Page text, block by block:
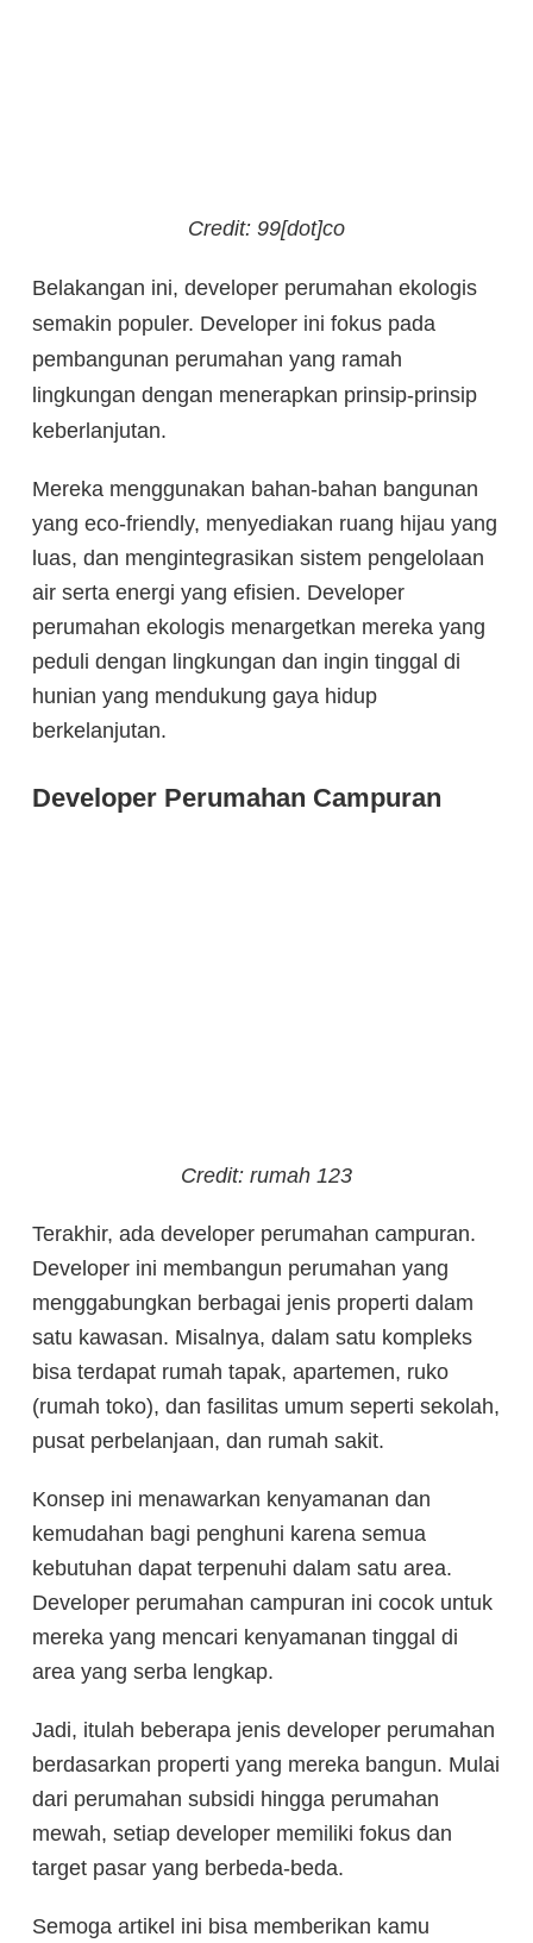
Credit: 99[dot]co
Belakangan ini, developer perumahan ekologis
semakin populer. Developer ini fokus pada
pembangunan perumahan yang ramah
lingkungan dengan menerapkan prinsip-prinsip
keberlanjutan.
Mereka menggunakan bahan-bahan bangunan
yang eco-friendly, menyediakan ruang hijau yang
luas, dan mengintegrasikan sistem pengelolaan
air serta energi yang efisien. Developer
perumahan ekologis menargetkan mereka yang
peduli dengan lingkungan dan ingin tinggal di
hunian yang mendukung gaya hidup
berkelanjutan.
Developer Perumahan Campuran
Credit: rumah 123
Terakhir, ada developer perumahan campuran.
Developer ini membangun perumahan yang
menggabungkan berbagai jenis properti dalam
satu kawasan. Misalnya, dalam satu kompleks
bisa terdapat rumah tapak, apartemen, ruko
(rumah toko), dan fasilitas umum seperti sekolah,
pusat perbelanjaan, dan rumah sakit.
Konsep ini menawarkan kenyamanan dan
kemudahan bagi penghuni karena semua
kebutuhan dapat terpenuhi dalam satu area.
Developer perumahan campuran ini cocok untuk
mereka yang mencari kenyamanan tinggal di
area yang serba lengkap.
Jadi, itulah beberapa jenis developer perumahan
berdasarkan properti yang mereka bangun. Mulai
dari perumahan subsidi hingga perumahan
mewah, setiap developer memiliki fokus dan
target pasar yang berbeda-beda.
Semoga artikel ini bisa memberikan kamu